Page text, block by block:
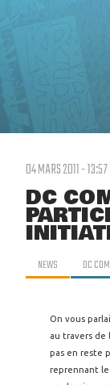
04 MARS 2011 - 13:57
DC
NEWS DC
On vous
au travers de
pas en reste
reprennant